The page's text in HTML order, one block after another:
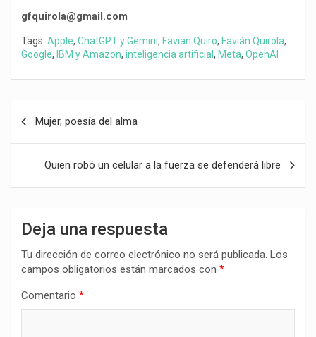
gfquirola@gmail.com
Tags: Apple, ChatGPT y Gemini, Favián Quiro, Favián Quirola,
Google, IBM y Amazon, inteligencia artificial, Meta, OpenAI
entradas
Mujer, poesía del alma
Quien robó un celular a la fuerza se defenderá libre
Deja una respuesta
Tu dirección de correo electrónico no será publicada. Los
campos obligatorios están marcados con *
Comentario *